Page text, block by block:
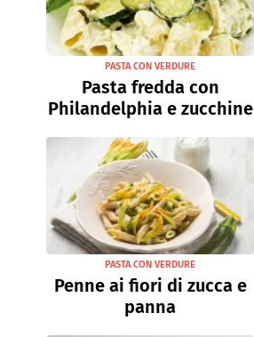
PASTA CON VERDURE
Pasta fredda con
Philandelphia e zucchine
PASTA CON VERDURE
Penne ai fiori di zucca e
panna